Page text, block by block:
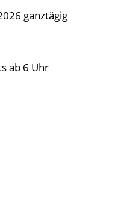
ganztägig
ab 6 Uhr